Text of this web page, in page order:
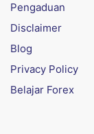
Pengaduan
Disclaimer
Blog
Privacy Policy
Belajar Forex